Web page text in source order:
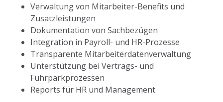
Verwaltung von Mitarbeiter-Benefits und
Zusatzleistungen
Dokumentation von Sachbezügen
Integration in Payroll- und HR-Prozesse
Transparente Mitarbeiterdatenverwaltung
Unterstützung bei Vertrags- und
Fuhrparkprozessen
Reports für HR und Management